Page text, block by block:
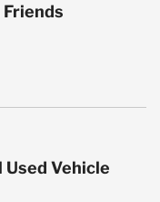
Vehicle